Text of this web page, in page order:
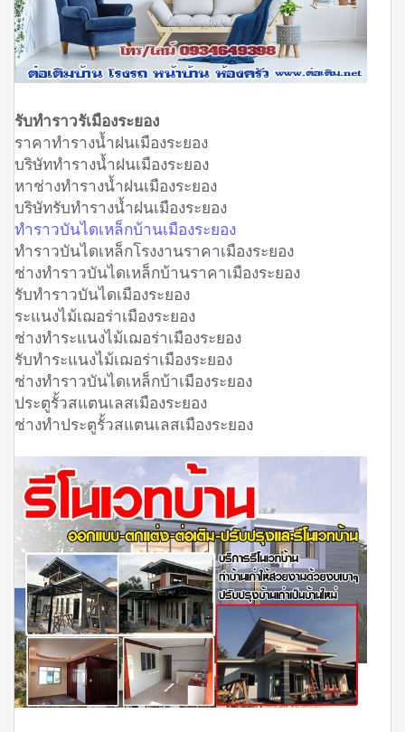
รับทำราวรัเมืองระยอง
ราคาทำรางน้ำฝนเมืองระยอง
บริษัททำรางน้ำฝนเมืองระยอง
หาช่างทำรางน้ำฝนเมืองระยอง
บริษัทรับทำรางน้ำฝนเมืองระยอง
ทำราวบันไดเหล็กบ้านเมืองระยอง
ทำราวบันไดเหล็กโรงงานราคาเมืองระยอง
ช่างทำราวบันไดเหล็กบ้านราคาเมืองระยอง
รับทำราวบันไดเมืองระยอง
ระแนงไม้เฌอร่าเมืองระยอง
ช่างทำระแนงไม้เฌอร่าเมืองระยอง
รับทำระแนงไม้เฌอร่าเมืองระยอง
ช่างทำราวบันไดเหล็กบ้าเมืองระยอง
ประตูรั้วสแตนเลสเมืองระยอง
ช่างทำประตูรั้วสแตนเลสเมืองระยอง